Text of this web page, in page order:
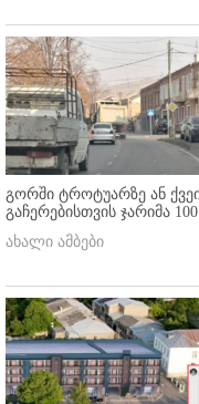
გორში ტროტუარზე ან
გაჩერებისთვის ჯარიმა
ახალი ამბები